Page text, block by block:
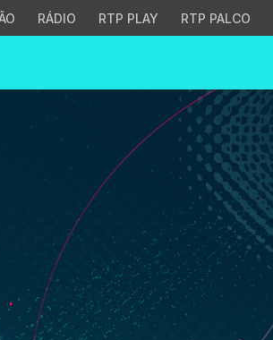
RÁDIO RTP PLAY RTP PALCO